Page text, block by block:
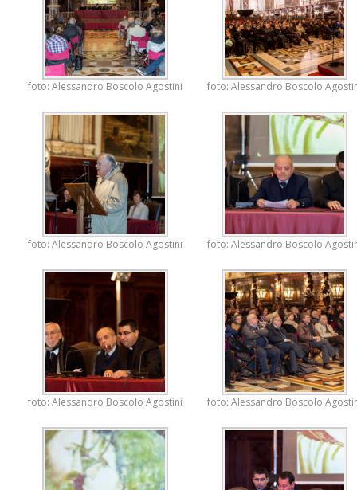
foto: Alessandro Boscolo Agostini foto: Alessandro Boscolo
foto: Alessandro Boscolo Agostini foto: Alessandro Boscolo
foto: Alessandro Boscolo Agostini foto: Alessandro Boscolo